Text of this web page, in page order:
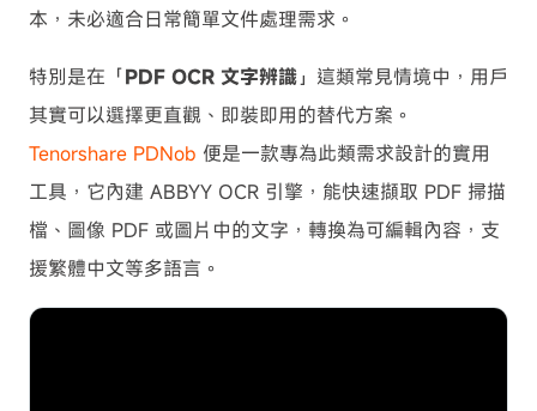
本，未必適合日常簡單文件處理需求。
特別是在「PDF OCR 文字辨識」這類常見情境中，用戶
其實可以選擇更直觀、即裝即用的替代方案。
Tenorshare PDNob 便是一款專為此類需求設計的實用
工具，它內建 ABBYY OCR 引擎，能快速擷取 PDF 掃描
檔、圖像 PDF 或圖片中的文字，轉換為可編輯內容，支
援繁體中文等多語言。